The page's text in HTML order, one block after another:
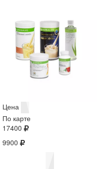
Цена
По карте
17400
9900